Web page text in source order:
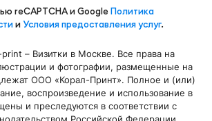
44 к. 1
reCAPTCHA и GoogleПолитика
иУсловия предоставления услуг.
– Визитки в Москве. Все права на
и фотографии, размещенные на
ООО «Корал-Принт». Полное и (или)
воспроизведение и использование в
и преследуются в соответствии с